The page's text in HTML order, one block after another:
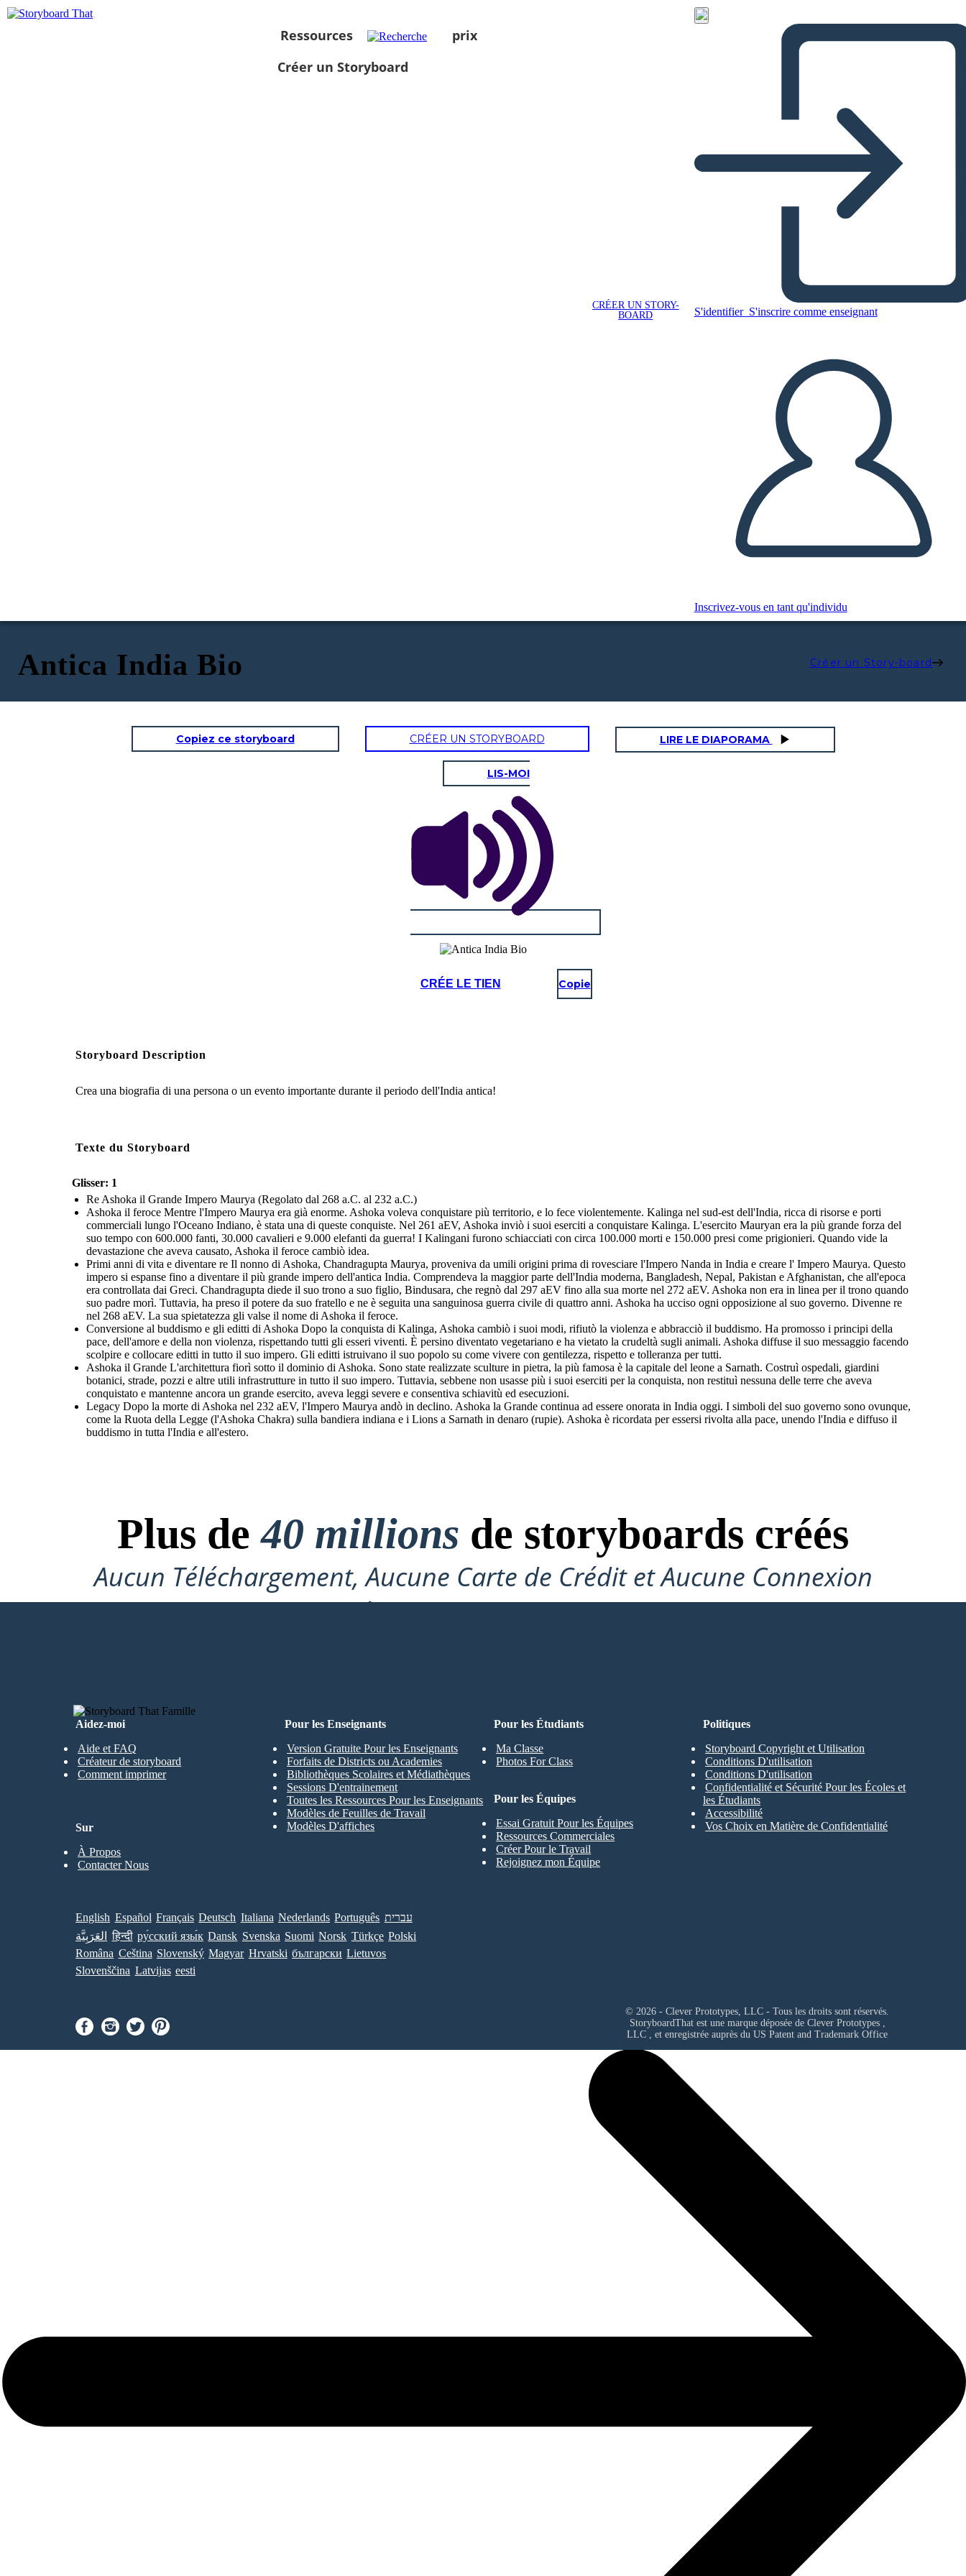
Ressources
prix
Créer un Storyboard
CRÉER UN STORY-
BOARD
S'identifier S'inscrire comme enseignant
Inscrivez-vous en tant qu'individu
Antica India Bio Créer un Story-board
Copiez ce storyboard CRÉER UN STORYBOARD LIRE LE DIAPORAMA
LIS-MOI
CRÉE LE TIEN Copie
Storyboard Description
Crea una biografia di una persona o un evento importante durante il periodo dell'India antica!
Texte du Storyboard
Glisser: 1
Re Ashoka il Grande Impero Maurya (Regolato dal 268 a.C. al 232 a.C.)
Ashoka il feroce Mentre l'Impero Maurya era già enorme. Ashoka voleva conquistare più territorio, e lo fece violentemente. Kalinga nel sud-est dell'India, ricca di risorse e porti
commerciali lungo l'Oceano Indiano, è stata una di queste conquiste. Nel 261 aEV, Ashoka inviò i suoi eserciti a conquistare Kalinga. L'esercito Mauryan era la più grande forza del
suo tempo con 600.000 fanti, 30.000 cavalieri e 9.000 elefanti da guerra! I Kalingani furono schiacciati con circa 100.000 morti e 150.000 presi come prigionieri. Quando vide la
devastazione che aveva causato, Ashoka il feroce cambiò idea.
Primi anni di vita e diventare re Il nonno di Ashoka, Chandragupta Maurya, proveniva da umili origini prima di rovesciare l'Impero Nanda in India e creare l' Impero Maurya. Questo
impero si espanse fino a diventare il più grande impero dell'antica India. Comprendeva la maggior parte dell'India moderna, Bangladesh, Nepal, Pakistan e Afghanistan, che all'epoca
era controllata dai Greci. Chandragupta diede il suo trono a suo figlio, Bindusara, che regnò dal 297 aEV fino alla sua morte nel 272 aEV. Ashoka non era in linea per il trono quando
suo padre morì. Tuttavia, ha preso il potere da suo fratello e ne è seguita una sanguinosa guerra civile di quattro anni. Ashoka ha ucciso ogni opposizione al suo governo. Divenne re
nel 268 aEV. La sua spietatezza gli valse il nome di Ashoka il feroce.
Conversione al buddismo e gli editti di Ashoka Dopo la conquista di Kalinga, Ashoka cambiò i suoi modi, rifiutò la violenza e abbracciò il buddismo. Ha promosso i principi della
pace, dell'amore e della non violenza, rispettando tutti gli esseri viventi. È persino diventato vegetariano e ha vietato la crudeltà sugli animali. Ashoka diffuse il suo messaggio facendo
scolpire e collocare editti in tutto il suo impero. Gli editti istruivano il suo popolo su come vivere con gentilezza, rispetto e tolleranza per tutti.
Ashoka il Grande L'architettura fiorì sotto il dominio di Ashoka. Sono state realizzate sculture in pietra, la più famosa è la capitale del leone a Sarnath. Costruì ospedali, giardini
botanici, strade, pozzi e altre utili infrastrutture in tutto il suo impero. Tuttavia, sebbene non usasse più i suoi eserciti per la conquista, non restituì nessuna delle terre che aveva
conquistato e mantenne ancora un grande esercito, aveva leggi severe e consentiva schiavitù ed esecuzioni.
Legacy Dopo la morte di Ashoka nel 232 aEV, l'Impero Maurya andò in declino. Ashoka la Grande continua ad essere onorata in India oggi. I simboli del suo governo sono ovunque,
come la Ruota della Legge (l'Ashoka Chakra) sulla bandiera indiana e i Lions a Sarnath in denaro (rupie). Ashoka è ricordata per essersi rivolta alla pace, unendo l'India e diffuso il
buddismo in tutta l'India e all'estero.
Plus de40 millions de storyboards créés
Aucun Téléchargement, Aucune Carte de Crédit et Aucune Connexion
Nécessaire Pour Essayer !
Aidez-moi
Aide et FAQ
Créateur de storyboard
Comment imprimer
Pour les Étudiants
Ma Classe
Photos For Class
Pour les Enseignants
Version Gratuite Pour les Enseignants
Forfaits de Districts ou Academies
Bibliothèques Scolaires et Médiathèques
Sessions D'entrainement
Toutes les Ressources Pour les Enseignants
Modèles de Feuilles de Travail
Modèles D'affiches
Pour les Équipes
Essai Gratuit Pour les Équipes
Ressources Commerciales
Créer Pour le Travail
Rejoignez mon Équipe
Sur
À Propos
Contacter Nous
Politiques
Storyboard Copyright et Utilisation
Conditions D'utilisation
Conditions D'utilisation
Confidentialité et Sécurité Pour les Écoles et
les Étudiants
Accessibilité
Vos Choix en Matière de Confidentialité
English Español Français Deutsch Italiana Nederlands Português עברית
العَرَبِيَّة
हिन्दी ру́сский язы́к Dansk Svenska Suomi Norsk Türkçe Polski
Româna Ceština Slovenský Magyar Hrvatski български Lietuvos
Slovenščina Latvijas eesti
© 2026 - Clever Prototypes, LLC - Tous les droits sont réservés.
StoryboardThat est une marque déposée de Clever Prototypes ,
LLC , et enregistrée auprès du US Patent and Trademark Office